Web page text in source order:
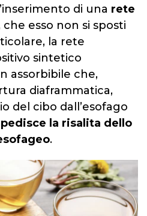
di una rete
esso non si sposti
la rete
sintetico
assorbibile che,
diaframmatica,
del cibo dall’esofago
la risalita dello
.